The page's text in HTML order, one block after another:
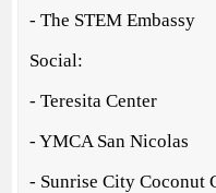
- The STEM Embassy
Social:
- Teresita Center
- YMCA San Nicolas
- Sunrise City Coconut